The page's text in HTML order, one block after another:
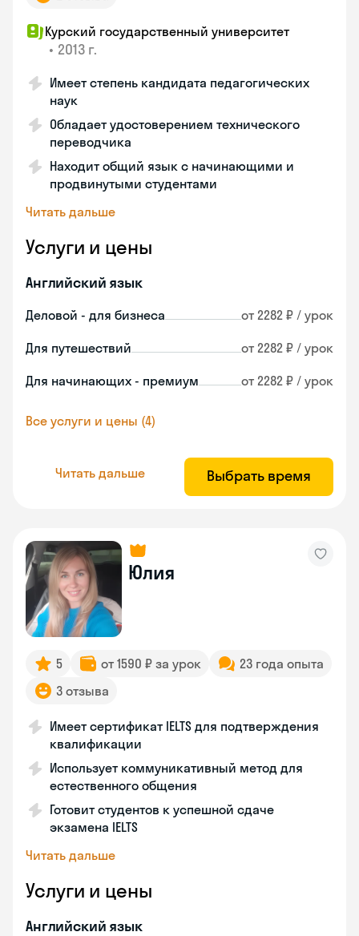
Курский государственный университет
• 2013 г.
Имеет степень кандидата педагогических
наук
Обладает удостоверением технического
переводчика
Находит общий язык с начинающими и
продвинутыми студентами
Читать дальше
Услуги и цены
Английский язык
Деловой - для бизнеса от 2282 ₽ / урок
Для путешествий от 2282 ₽ / урок
Для начинающих - премиум от 2282 ₽ / урок
Все услуги и цены (4)
Читать дальше Выбрать время
Юлия
5 от 1590 ₽ за урок
23 года опыта
3 отзыва
Имеет сертификат IELTS для подтверждения
квалификации
Использует коммуникативный метод для
естественного общения
Готовит студентов к успешной сдаче
экзамена IELTS
Читать дальше
Услуги и цены
Английский язык